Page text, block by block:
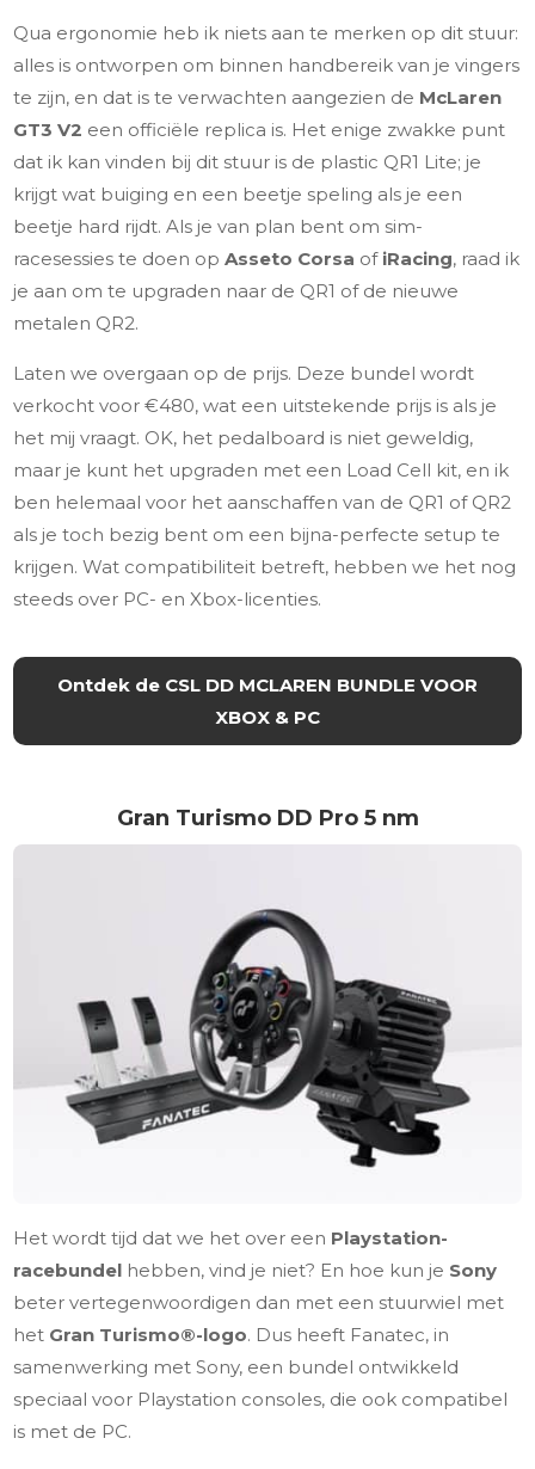
Qua ergonomie heb ik niets aan te merken op dit stuur:
alles is ontworpen om binnen handbereik van je vingers
te zijn, en dat is te verwachten aangezien de McLaren
GT3 V2 een officiële replica is. Het enige zwakke punt
dat ik kan vinden bij dit stuur is de plastic QR1 Lite; je
krijgt wat buiging en een beetje speling als je een
beetje hard rijdt. Als je van plan bent om sim-
racesessies te doen opAsseto Corsa of iRacing, raad ik
je aan om te upgraden naar de QR1 of de nieuwe
metalen QR2.
Laten we overgaan op de prijs. Deze bundel wordt
verkocht voor €480, wat een uitstekende prijs is als je
het mij vraagt. OK, het pedalboard is niet geweldig,
maar je kunt het upgraden met een Load Cell kit, en ik
ben helemaal voor het aanschaffen van de QR1 of QR2
als je toch bezig bent om een bijna-perfecte setup te
krijgen. Wat compatibiliteit betreft, hebben we het nog
steeds over PC- en Xbox-licenties.
Ontdek de CSL DD MCLAREN BUNDLE VOOR
XBOX & PC
Gran Turismo DD Pro 5 nm
Het wordt tijd dat we het over een Playstation-
racebundel hebben, vind je niet? En hoe kun je Sony
beter vertegenwoordigen dan met een stuurwiel met
het Gran Turismo®-logo. Dus heeft Fanatec, in
samenwerking met Sony, een bundel ontwikkeld
speciaal voor Playstation consoles, die ook compatibel
is met de PC.